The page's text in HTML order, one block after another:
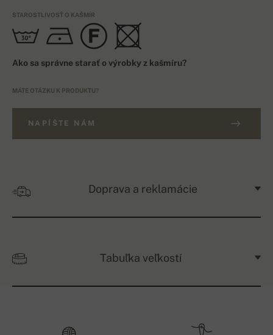
STAROSTLIVOSŤ O KAŠMÍR
Ako sa správne starať o výrobky z kašmíru?
MÁTE OTÁZKU K PRODUKTU?
NAPÍŠTE NÁM
Doprava a reklamácie
Tabuľka veľkostí